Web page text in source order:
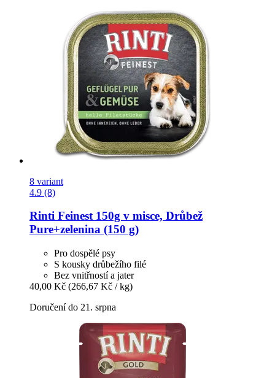
8 variant
4.9 (8)
Rinti Feinest 150g v misce, Drůbež
Pure+zelenina (150 g)
Pro dospělé psy
S kousky drůbežího filé
Bez vnitřností a jater
40,00 Kč (266,67 Kč / kg)
Doručení do 21. srpna